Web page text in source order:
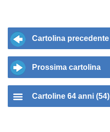
Cartolina precedente
Prossima cartolina
Cartoline 64 anni (54)